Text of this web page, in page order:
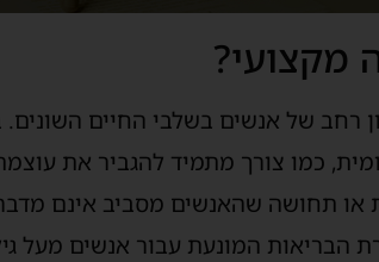
מקצועי?
רחב של אנשים בשלבי החיים ה
כמו צורך מתמיד להגביר את
או תחושה שהאנשים מסביב אינם
הבריאות המונעת עבור אנשים מעל